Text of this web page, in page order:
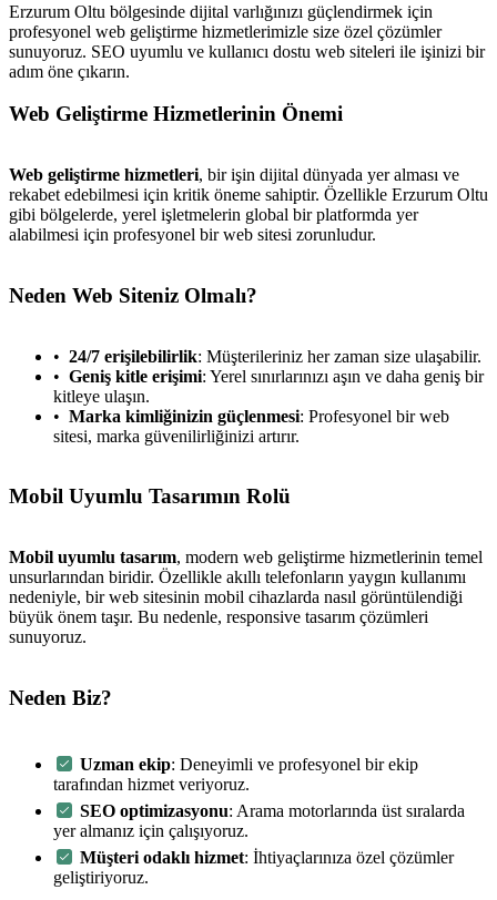
Erzurum Oltu bölgesinde dijital varlığınızı güçlendirmek için
profesyonel web geliştirme hizmetlerimizle size özel çözümler
sunuyoruz. SEO uyumlu ve kullanıcı dostu web siteleri ile işinizi bir
adım öne çıkarın.
Web Geliştirme Hizmetlerinin Önemi
Web geliştirme hizmetleri, bir işin dijital dünyada yer alması ve
rekabet edebilmesi için kritik öneme sahiptir. Özellikle Erzurum Oltu
gibi bölgelerde, yerel işletmelerin global bir platformda yer
alabilmesi için profesyonel bir web sitesi zorunludur.
Neden Web Siteniz Olmalı?
24/7 erişilebilirlik: Müşterileriniz her zaman size ulaşabilir.
Geniş kitle erişimi: Yerel sınırlarınızı aşın ve daha geniş bir
kitleye ulaşın.
Marka kimliğinizin güçlenmesi: Profesyonel bir web
sitesi, marka güvenilirliğinizi artırır.
Mobil Uyumlu Tasarımın Rolü
Mobil uyumlu tasarım, modern web geliştirme hizmetlerinin temel
unsurlarından biridir. Özellikle akıllı telefonların yaygın kullanımı
nedeniyle, bir web sitesinin mobil cihazlarda nasıl görüntülendiği
büyük önem taşır. Bu nedenle, responsive tasarım çözümleri
sunuyoruz.
Neden Biz?
Uzman ekip: Deneyimli ve profesyonel bir ekip
tarafından hizmet veriyoruz.
SEO optimizasyonu: Arama motorlarında üst sıralarda
yer almanız için çalışıyoruz.
Müşteri odaklı hizmet: İhtiyaçlarınıza özel çözümler
geliştiriyoruz.